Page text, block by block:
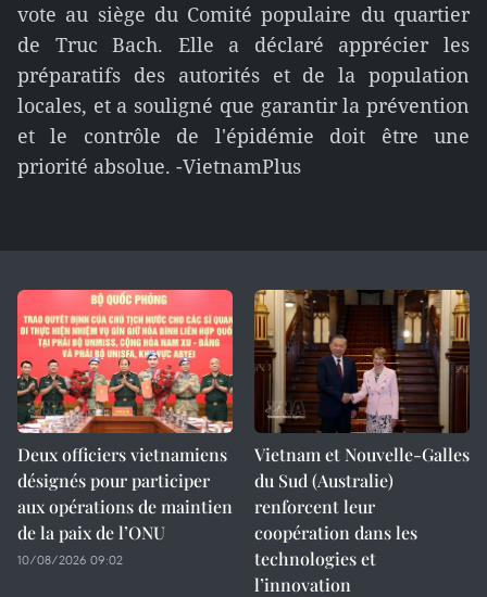
vote au siège du Comité populaire du quartier
de Truc Bach. Elle a déclaré apprécier les
préparatifs des autorités et de la population
locales, et a souligné que garantir la prévention
et le contrôle de l'épidémie doit être une
priorité absolue. -VietnamPlus
Deux officiers vietnamiens
désignés pour participer
aux opérations de maintien
de la paix de l’ONU
10/08/2026 09:02
Vietnam et Nouvelle-Galles
du Sud (Australie)
renforcent leur
coopération dans les
technologies et
l’innovation